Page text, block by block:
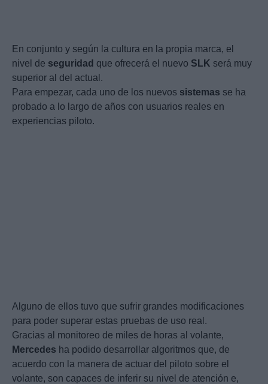
En conjunto y según la cultura en la propia marca, el
nivel de seguridad que ofrecerá el nuevo SLK será muy
superior al del actual.
Para empezar, cada uno de los nuevos sistemas se ha
probado a lo largo de años con usuarios reales en
experiencias piloto.
Alguno de ellos tuvo que sufrir grandes modificaciones
para poder superar estas pruebas de uso real.
Gracias al monitoreo de miles de horas al volante,
Mercedes ha podido desarrollar algoritmos que, de
acuerdo con la manera de actuar del piloto sobre el
volante, son capaces de inferir su nivel de atención e,